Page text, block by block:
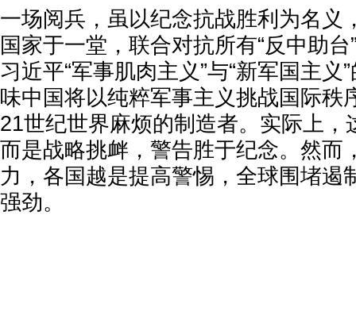
一场阅兵，虽以纪念抗战胜利为名义
国家于一堂，联合对抗所有“反中助
习近平“军事肌肉主义”与“新军国主义
味中国将以纯粹军事主义挑战国际秩
21世纪世界麻烦的制造者。实际上，
而是战略挑衅，警告胜于纪念。然而
力，各国越是提高警惕，全球围堵遏
强劲。